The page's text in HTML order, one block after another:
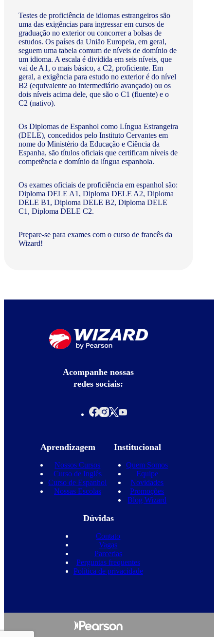
Testes de proficiência de idiomas estrangeiros são
uma das exigências para ingressar em cursos de
graduação no exterior ou concorrer a bolsas de
estudos. Os países da União Europeia, em geral,
seguem uma tabela comum de níveis de domínio de
um idioma. A escala é dividida em seis níveis, que
vai de A1, o mais básico, a C2, proficiente. Em
geral, a exigência para estudo no exterior é do nível
B2 (equivalente ao intermediário avançado) ou os
dois níveis acima dele, que são o C1 (fluente) e o
C2 (nativo).
Os Diplomas de Espanhol como Língua Estrangeira
(DELE), concedidos pelo Instituto Cervantes em
nome do Ministério da Educação e Ciência da
Espanha, são títulos oficiais que certificam níveis de
competência e domínio da língua espanhola.
Os exames oficiais de proficiência em espanhol são:
Diploma DELE A1, Diploma DELE A2, Diploma
DELE B1, Diploma DELE B2, Diploma DELE
C1, Diploma DELE C2.
Prepare-se para exames com o curso de francês da
Wizard!
Acompanhe nossas
redes sociais:
Aprendizagem
Nossos Cursos
Curso de Inglês
Curso de Espanhol
Nossas Escolas
Institucional
Quem Somos
Equipe
Novidades
Promoções
Blog Wizard
Dúvidas
Contato
Vagas
Parcerias
Perguntas frequentes
Política de privacidade